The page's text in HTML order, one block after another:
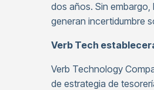
dos años. Sin
generan incertidumbre
Verb Tech
Verb Technology
de estrategia de